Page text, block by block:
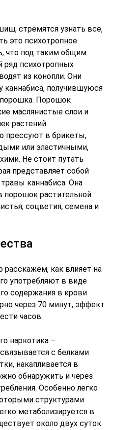
стремятся узнать все,
это психотропное
что под таким общим
ряд психотропных
из конопли. Они
каннабиса, получившуюся
порошка. Порошок
маслянистые слои и
растений.
прессуют в брикеты,
или эластичными,
Не стоит путать
представляет собой
каннабиса. Она
порошок растительной
соцветия, семена и
расскажем, как влияет на
употребляют в виде
содержания в крови
через 70 минут, эффект
часов.
наркотика –
с белками
накапливается в
обнаружить и через
Особенно легко
структурами
метаболизируется в
около двух суток.